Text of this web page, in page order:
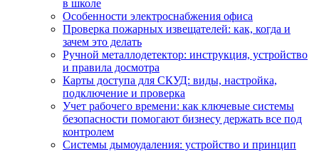
в школе
Особенности электроснабжения офиса
Проверка пожарных извещателей: как, когда и
зачем это делать
Ручной металлодетектор: инструкция, устройство
и правила досмотра
Карты доступа для СКУД: виды, настройка,
подключение и проверка
Учет рабочего времени: как ключевые системы
безопасности помогают бизнесу держать все под
контролем
Системы дымоудаления: устройство и принцип